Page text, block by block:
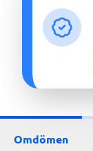
Omdömen